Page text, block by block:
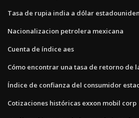
Tasa de rupia india a dólar
Nacionalizacion petrolera mexicana
Cuenta de índice aes
Cómo encontrar una tasa de retorno de
Índice de confianza del consumidor
Cotizaciones históricas exxon mobil corp